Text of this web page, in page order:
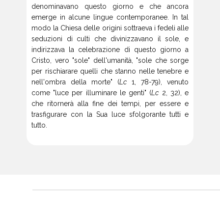
denominavano questo giorno e che ancora
emerge in alcune lingue contemporanee. In tal
modo la Chiesa delle origini sottraeva i fedeli alle
seduzioni di culti che divinizzavano il sole, e
indirizzava la celebrazione di questo giorno a
Cristo, vero "sole" dell'umanità, "sole che sorge
per rischiarare quelli che stanno nelle tenebre e
nell'ombra della morte" (Lc 1, 78-79), venuto
come "luce per illuminare le genti" (Lc 2, 32), e
che ritornerà alla fine dei tempi, per essere e
trasfigurare con la Sua luce sfolgorante tutti e
tutto.